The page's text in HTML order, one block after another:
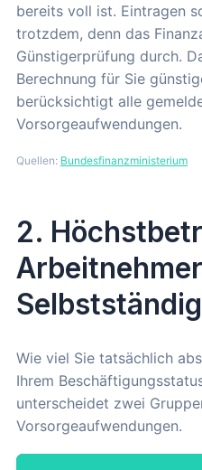
bereits voll ist. Eintragen
trotzdem, denn das
Günstigerprüfung durch.
Berechnung für Sie
berücksichtigt alle
Vorsorgeaufwendungen.
Quellen: Bundesfinanzministerium
2.
Wie viel Sie tatsächlich
Ihrem
unterscheidet zwei
Vorsorgeaufwendungen.